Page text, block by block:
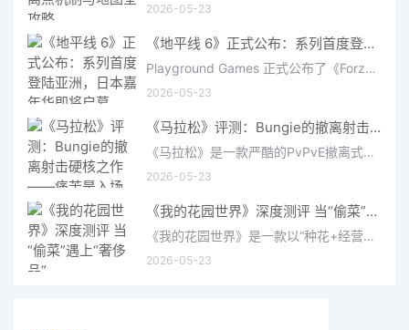
2026-05-23
《地平线 6》正式公布：系列首度登陆亚洲，日本嘉年华即将启幕
Playground Games 正式公布了《Forza Horizon 6》，这次备受赞誉的地平线嘉年华将首次驶入亚洲，落户日本。玩家
2026-05-23
《马拉松》评测：Bungie的撤离射击硬核之作——痛苦是入场券，回报是顶级的
《马拉松》是一款严酷的PvPvE撤离式射击游戏，现已登陆PS5、Xbox Series X/S和PC。它继承了Bungie上世纪90年
2026-05-23
《我的花园世界》深度测评 当“偷菜”遇上“奢侈品”
《我的花园世界》是一款以“种花+经营+社交”为核心的模拟经营类手游。游戏将玩家置于一个古风花园环境中，扮
2026-05-23